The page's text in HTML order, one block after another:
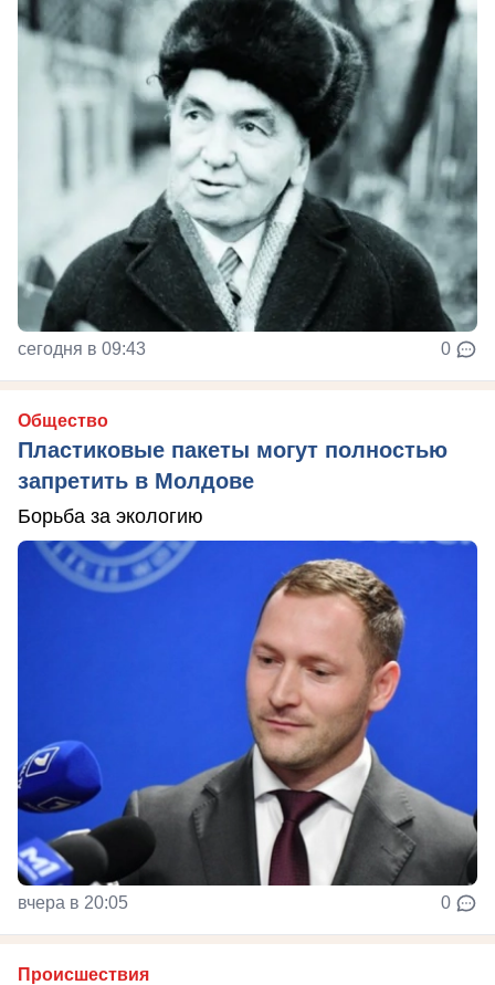
сегодня в 09:43 0
Общество
Пластиковые пакеты могут полностью
запретить в Молдове
Борьба за экологию
вчера в 20:05 0
Происшествия